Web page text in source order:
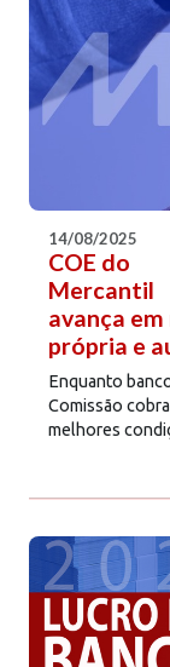
14/08/2025
COE do
Mercantil
avança
própria e
Enquanto
Comissão
melhores